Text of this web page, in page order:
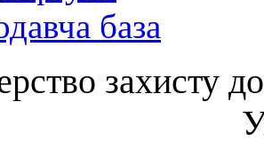
база
захисту